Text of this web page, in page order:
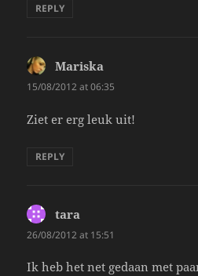
REPLY
Mariska
15/08/2012 at 06:35
Ziet er erg leuk uit!
REPLY
tara
26/08/2012 at 15:51
Ik heb het net gedaan met